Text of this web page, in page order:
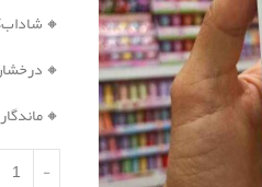
🔸
🔸
🔸 ماندگاری 12